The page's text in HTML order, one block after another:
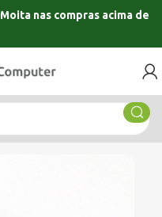
Moitanas compras acima de